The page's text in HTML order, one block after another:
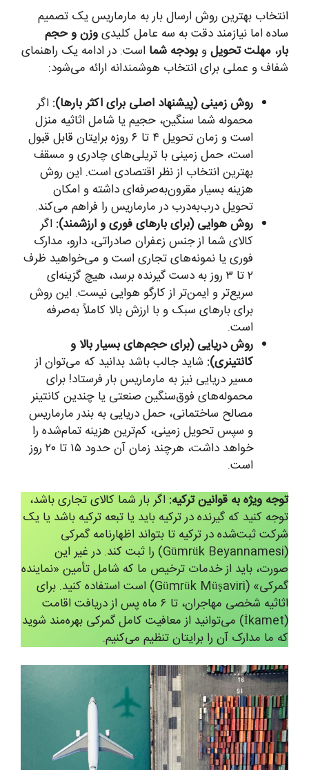
انتخاب بهترین روش ارسال بار به مارماریس یک تصمیم
ساده اما نیازمند دقت به سه عامل کلیدیوزن و حجم
بار، مهلت تحویلوبودجه شما است. در ادامه یک راهنمای
شفاف و عملی برای انتخاب هوشمندانه ارائه می‌شود:
روش زمینی (پیشنهاد اصلی برای اکثر بارها): اگر
محموله شما سنگین، حجیم یا شامل اثاثیه منزل
است و زمان تحویل ۴ تا ۶ روزه برایتان قابل قبول
است، حمل زمینی با تریلی‌های چادری و مسقف
بهترین انتخاب از نظر اقتصادی است. این روش
هزینه بسیار مقرون‌به‌صرفه‌ای داشته و امکان
تحویل درب‌به‌درب در مارماریس را فراهم می‌کند.
روش هوایی (برای بارهای فوری و ارزشمند): اگر
کالای شما از جنس زعفران صادراتی، دارو، مدارک
فوری یا نمونه‌های تجاری است و می‌خواهید ظرف
۲ تا ۳ روز به دست گیرنده برسد، هیچ گزینه‌ای
سریع‌تر و ایمن‌تر از کارگو هوایی نیست. این روش
برای بارهای سبک و با ارزش بالا کاملاً به‌صرفه
است.
روش دریایی (برای حجم‌های بسیار بالا و
کانتینری): شاید جالب باشد بدانید که می‌توان از
مسیر دریایی نیز به مارماریس بار فرستاد! برای
محموله‌های فوق‌سنگین صنعتی یا چندین کانتینر
مصالح ساختمانی، حمل دریایی به بندر مارماریس
و سپس تحویل زمینی، کم‌ترین هزینه تمام‌شده را
خواهد داشت، هرچند زمان آن حدود ۱۵ تا ۲۰ روز
است.
توجه ویژه به قوانین ترکیه: اگر بار شما کالای تجاری باشد،
توجه کنید که گیرنده در ترکیه باید یا تبعه ترکیه باشد یا یک
شرکت ثبت‌شده در ترکیه تا بتواند اظهارنامه گمرکی
(Gümrük Beyannamesi) را ثبت کند. در غیر این
صورت، باید از خدمات ترخیص ما که شامل تأمین «نماینده
گمرکی» (Gümrük Müşaviri) است استفاده کنید. برای
اثاثیه شخصی مهاجران، تا ۶ ماه پس از دریافت اقامت
(İkamet) می‌توانید از معافیت کامل گمرکی بهره‌مند شوید
که ما مدارک آن را برایتان تنظیم می‌کنیم.